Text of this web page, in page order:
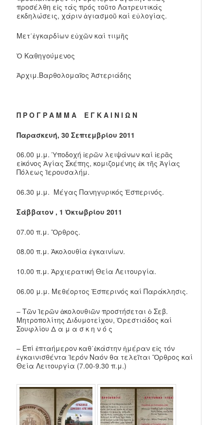
προσέλθη εἰς τάς πρός τοῦτο Λατρευτικάς
εκδηλώσεις, χάριν ἁγιασμοῦ καί εὐλογίας.
Μετ΄ἐγκαρδίων εὐχῶν καί τιιμῆς
Ὁ Καθηγούμενος
Ἀρχιμ.Βαρθολομαῖος Ἀστεριάδης
Π Ρ Ο Γ Ρ Α Μ Μ Α Ε Γ Κ Α Ι Ν Ι Ω Ν
Παρασκευή, 30 Σεπτεμβρίου 2011
06.00 μ.μ. Ὑποδοχή ἱερῶν λειψάνων καί ἱερᾶς
εἰκόνος Ἀγίας Σκέπης, κομιζομένης ἐκ τῆς Ἁγίας
Πόλεως Ἱερουσαλήμ.
06.30 μ.μ. Μέγας Πανηγυρικός Ἑσπερινός.
Σάββατον , 1 Ὀκτωβρίου 2011
07.00 π.μ. Ὂρθρος.
08.00 π.μ. Ἀκολουθία ἐγκαινίων.
10.00 π.μ. Ἀρχιερατική Θεία Λειτουργία.
06.00 μ.μ. Μεθέορτος Ἑσπερινός καί Παράκλησις.
– Τῶν Ἱερῶν ἀκολουθιῶν προστήσεται ὁ Σεβ.
Μητροπολίτης Διδυμοτείχου, Ὀρεστιάδος καί
Σουφλίου Δ α μ α σ κ η ν ό ς
– Επί ἑπταήμερον καθ΄ἑκάστην ἡμέραν εἰς τόν
ἐγκαινισθέντα Ἱερόν Ναόν θα τελεῖται Ὂρθρος καί
Θεία Λειτουργία (7.00-9.30 π.μ.)